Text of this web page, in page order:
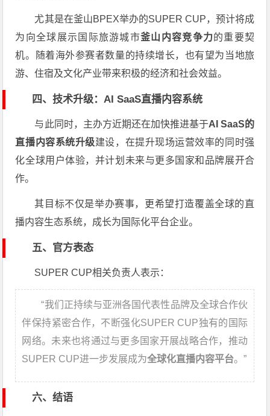
尤其是在釜山BPEX举办的SUPER CUP，预计将成
为向全球展示国际旅游城市釜山内容竞争力的重要契
机。随着海外参赛者数量的持续增长，也有望为当地旅
游、住宿及文化产业带来积极的经济和社会效益。
四、技术升级：AI SaaS直播内容系统
与此同时，主办方近期还在加快推进基于AI SaaS的
直播内容系统升级建设，在提升现场运营效率的同时强
化全球用户体验，并计划未来与更多国家和品牌展开合
作。
其目标不仅是举办赛事，更希望打造覆盖全球的直
播内容生态系统，成长为国际化平台企业。
五、官方表态
SUPER CUP相关负责人表示：
“我们正持续与亚洲各国代表性品牌及全球合作伙
伴保持紧密合作，不断强化SUPER CUP独有的国际
网络。未来也将通过与更多国家开展战略合作，推动
SUPER CUP进一步发展成为全球化直播内容平台。”
六、结语